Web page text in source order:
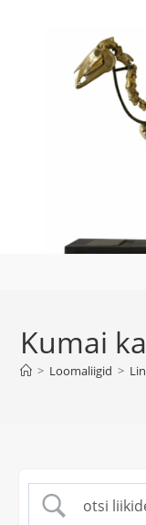
Kumai
> Loomaliigid >